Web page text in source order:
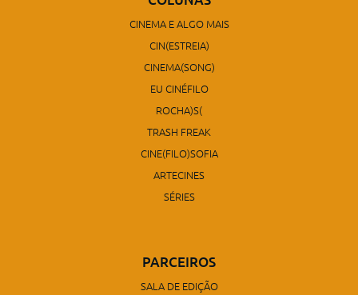
CINEMA E ALGO MAIS
CIN(ESTREIA)
CINEMA(SONG)
EU CINÉFILO
ROCHA)S(
TRASH FREAK
CINE(FILO)SOFIA
ARTECINES
SÉRIES
PARCEIROS
SALA DE EDIÇÃO